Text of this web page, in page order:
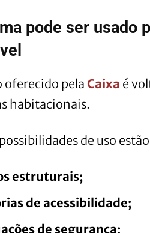
pode ser usado
oferecido pela Caixa é
habitacionais.
de uso
estruturais;
de acessibilidade;
de segurança;